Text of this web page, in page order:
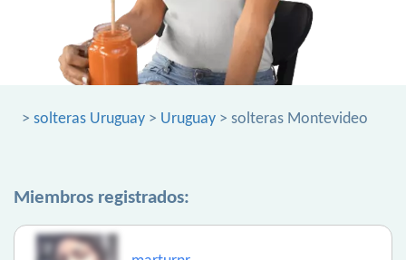
> solteras Uruguay > Uruguay > solteras Montevideo
Miembros registrados: